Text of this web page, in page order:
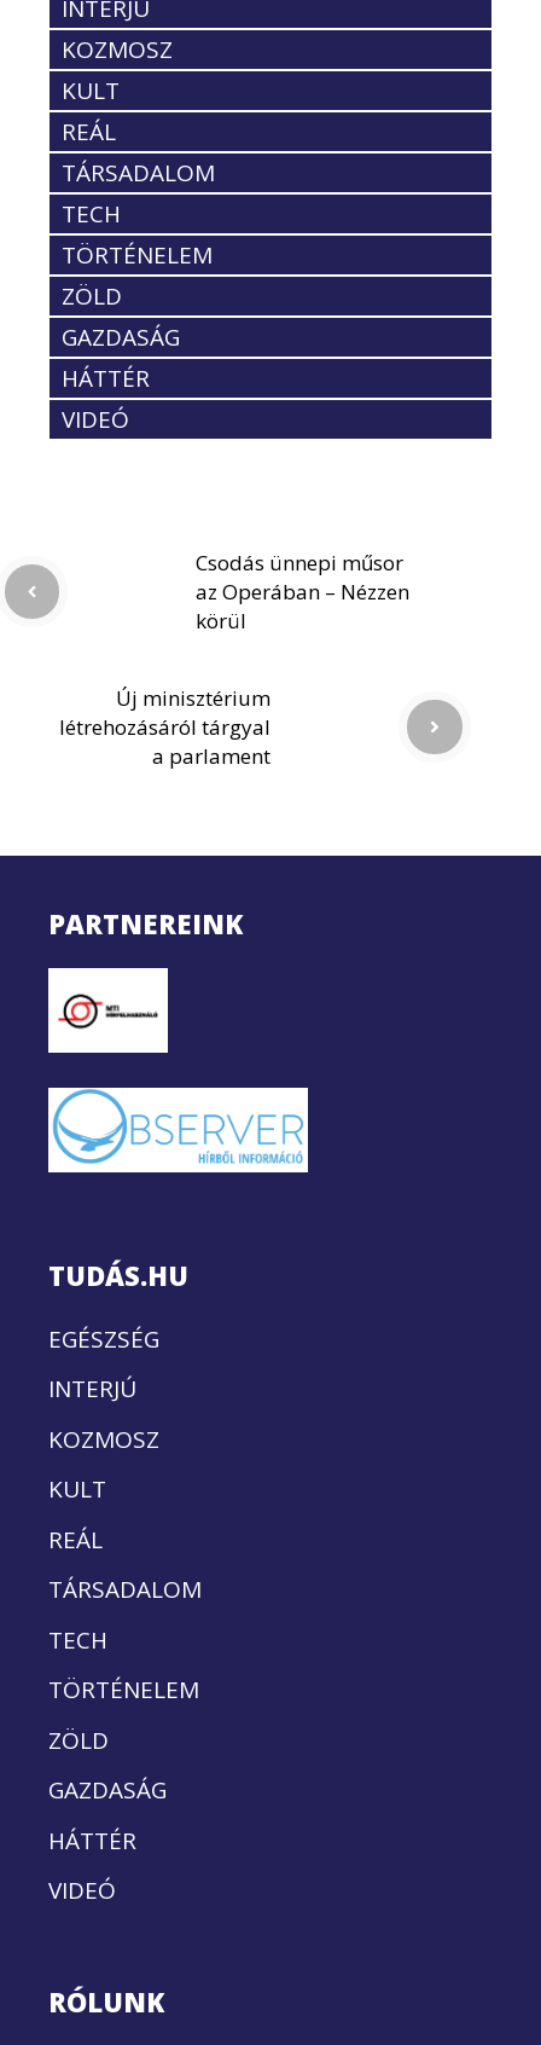
INTERJÚ
KOZMOSZ
KULT
REÁL
TÁRSADALOM
TECH
TÖRTÉNELEM
ZÖLD
GAZDASÁG
HÁTTÉR
VIDEÓ
Csodás ünnepi műsor
az Operában – Nézzen
körül
Új minisztérium
létrehozásáról tárgyal
a parlament
PARTNEREINK
TUDÁS.HU
EGÉSZSÉG
INTERJÚ
KOZMOSZ
KULT
REÁL
TÁRSADALOM
TECH
TÖRTÉNELEM
ZÖLD
GAZDASÁG
HÁTTÉR
VIDEÓ
RÓLUNK